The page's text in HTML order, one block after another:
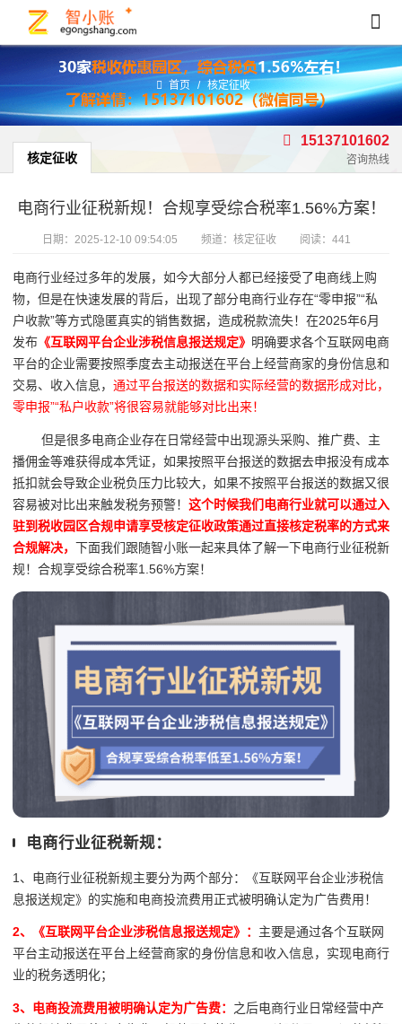
首页 / 核定征收
核定征收
15137101602
咨询热线
电商行业征税新规！合规享受综合税率1.56%方案！
日期： 2025-12-10 09:54:05 频道： 核定征收 阅读：441
电商行业经过多年的发展，如今大部分人都已经接受了电商线上购
物，但是在快速发展的背后，出现了部分电商行业存在“零申报”“私
户收款”等方式隐匿真实的销售数据，造成税款流失！在2025年6月
发布 《互联网平台企业涉税信息报送规定》 明确要求各个互联网电商
平台的企业需要按照季度去主动报送在平台上经营商家的身份信息和
交易、收入信息， 通过平台报送的数据和实际经营的数据形成对比，
零申报”“私户收款”将很容易就能够对比出来！
但是很多电商企业存在日常经营中出现源头采购、推广费、主
播佣金等难获得成本凭证，如果按照平台报送的数据去申报没有成本
抵扣就会导致企业税负压力比较大，如果不按照平台报送的数据又很
容易被对比出来触发税务预警！ 这个时候我们电商行业就可以通过入
驻到税收园区合规申请享受核定征收政策通过直接核定税率的方式来
合规解决， 下面我们跟随智小账一起来具体了解一下电商行业征税新
规！合规享受综合税率1.56%方案！
电商行业征税新规：
1、电商行业征税新规主要分为两个部分：《互联网平台企业涉税信
息报送规定》的实施和电商投流费用正式被明确认定为广告费用！
2、 《互联网平台企业涉税信息报送规定》： 主要是通过各个互联网
平台主动报送在平台上经营商家的身份信息和收入信息，实现电商行
业的税务透明化；
3、电商投流费用被明确认定为广告费： 之后电商行业日常经营中产